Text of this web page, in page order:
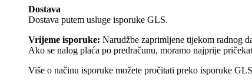
Dostava
Dostava putem usluge isporuke GLS.
Vrijeme isporuke: Narudžbe zaprimljene tijekom radnog
Ako se nalog plaća po predračunu, moramo najprije
Više o načinu isporuke možete pročitati preko isporuke